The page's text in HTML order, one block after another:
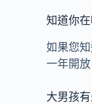
知道你
如果您
一年開
大男孩